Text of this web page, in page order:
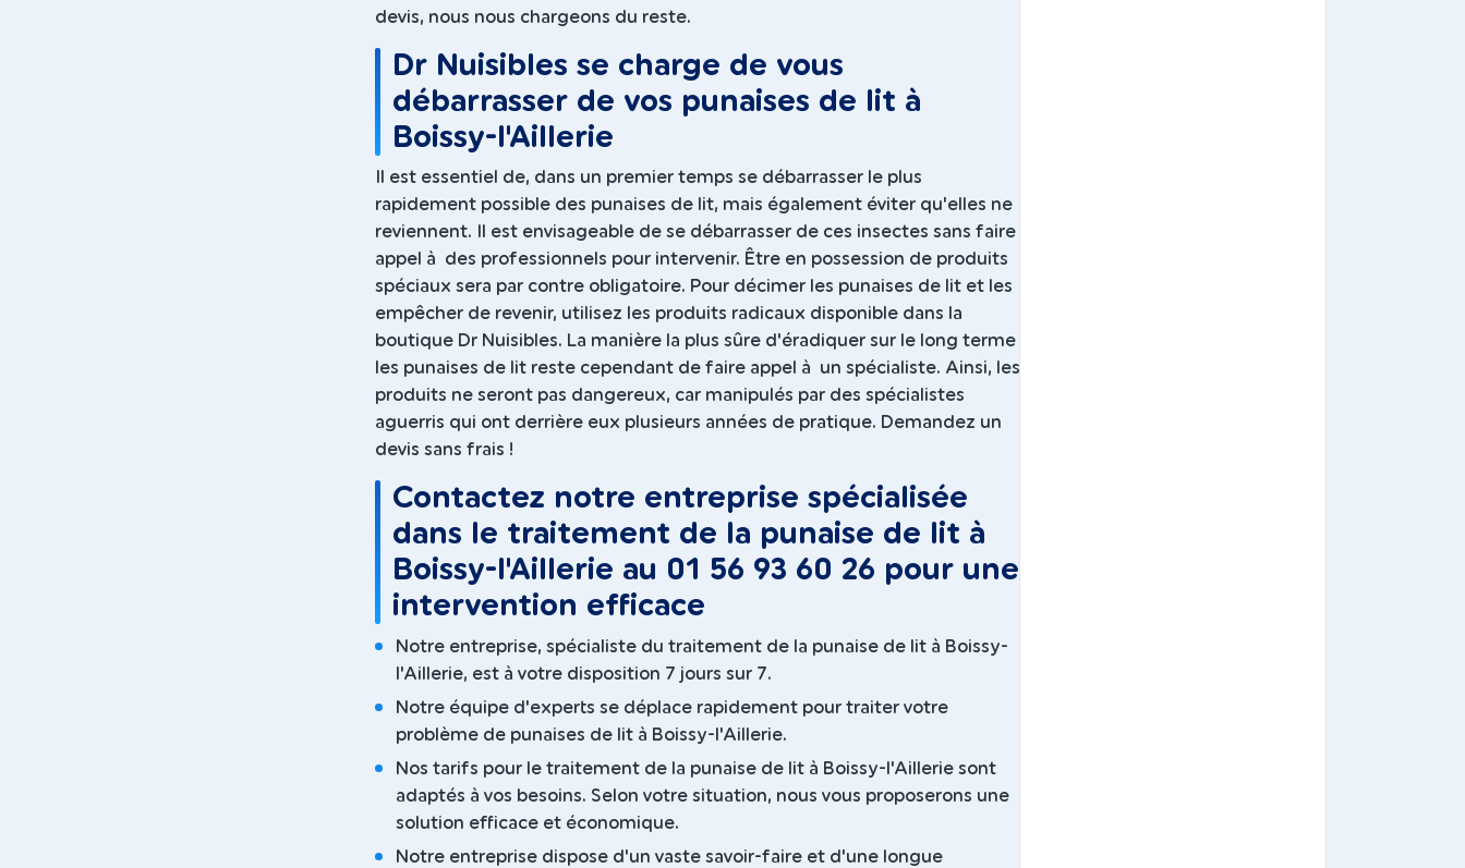
devis, nous nous chargeons du reste.
Dr Nuisibles se charge de vous
débarrasser de vos punaises de lit à
Boissy-l'Aillerie
Il est essentiel de, dans un premier temps se débarrasser le plus
rapidement possible des punaises de lit, mais également éviter qu'elles ne
reviennent. Il est envisageable de se débarrasser de ces insectes sans faire
appel à des professionnels pour intervenir. Être en possession de produits
spéciaux sera par contre obligatoire. Pour décimer les punaises de lit et les
empêcher de revenir, utilisez les produits radicaux disponible dans la
boutique Dr Nuisibles. La manière la plus sûre d'éradiquer sur le long terme
les punaises de lit reste cependant de faire appel à un spécialiste. Ainsi, les
produits ne seront pas dangereux, car manipulés par des spécialistes
aguerris qui ont derrière eux plusieurs années de pratique. Demandez un
devis sans frais !
Contactez notre entreprise spécialisée
dans le traitement de la punaise de lit à
Boissy-l'Aillerie au 01 56 93 60 26 pour une
intervention efficace
Notre entreprise, spécialiste du traitement de la punaise de lit à Boissy-
l'Aillerie, est à votre disposition 7 jours sur 7.
Notre équipe d'experts se déplace rapidement pour traiter votre
problème de punaises de lit à Boissy-l'Aillerie.
Nos tarifs pour le traitement de la punaise de lit à Boissy-l'Aillerie sont
adaptés à vos besoins. Selon votre situation, nous vous proposerons une
solution efficace et économique.
Notre entreprise dispose d'un vaste savoir-faire et d'une longue